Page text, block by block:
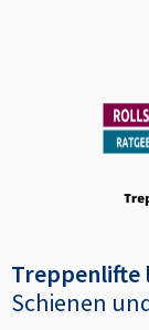
Treppenlifte
Schienen